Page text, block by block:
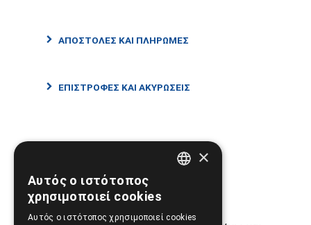
ΑΠΟΣΤΟΛΕΣ ΚΑΙ ΠΛΗΡΩΜΕΣ
ΕΠΙΣΤΡΟΦΕΣ ΚΑΙ ΑΚΥΡΩΣΕΙΣ
Σημεία Υπεροχής
×
Αυτός ο ιστότοπος
χρησιμοποιεί cookies
Αυτός ο ιστότοπος χρησιμοποιεί cookies